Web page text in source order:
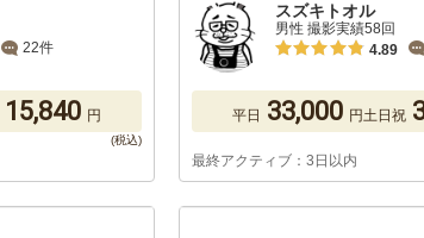
22件
15,840 円
スズキトオル
男性 撮影実績58回
4.89
平日 33,000 円土日祝
最終アクティブ：3日以内